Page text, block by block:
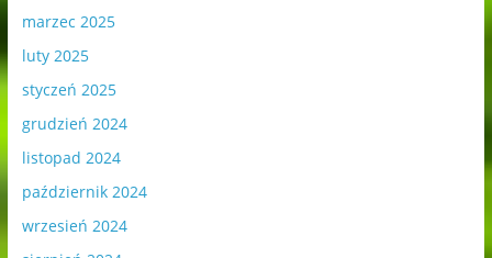
marzec 2025
luty 2025
styczeń 2025
grudzień 2024
listopad 2024
październik 2024
wrzesień 2024